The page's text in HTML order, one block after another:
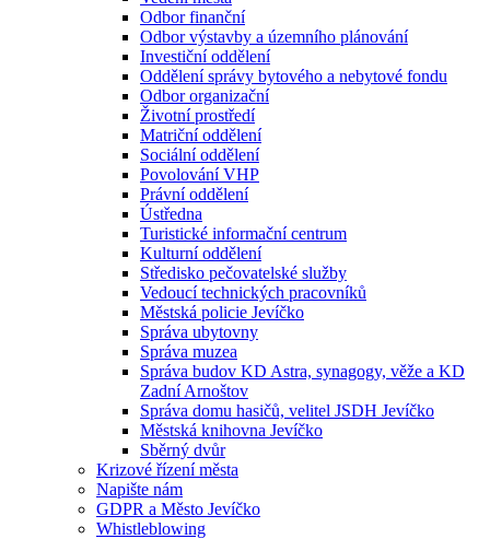
Odbor finanční
Odbor výstavby a územního plánování
Investiční oddělení
Oddělení správy bytového a nebytové fondu
Odbor organizační
Životní prostředí
Matriční oddělení
Sociální oddělení
Povolování VHP
Právní oddělení
Ústředna
Turistické informační centrum
Kulturní oddělení
Středisko pečovatelské služby
Vedoucí technických pracovníků
Městská policie Jevíčko
Správa ubytovny
Správa muzea
Správa budov KD Astra, synagogy, věže a KD
Zadní Arnoštov
Správa domu hasičů, velitel JSDH Jevíčko
Městská knihovna Jevíčko
Sběrný dvůr
Krizové řízení města
Napište nám
GDPR a Město Jevíčko
Whistleblowing